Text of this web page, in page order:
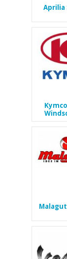
Aprilia